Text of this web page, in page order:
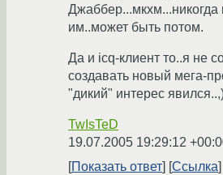
Джаббер...мкхм...никогда
им..может быть потом.
Да и icq-клиент то..я не
создавать новый мега-
"дикий" интерес
TwIsTeD
19.07.2005 19:29:12
Показать ответ Ссылка